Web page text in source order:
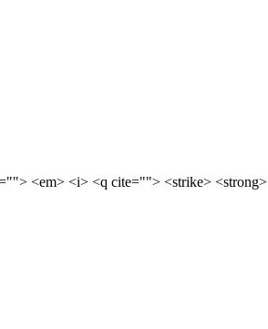
<em> <i> <q cite=""> <strike> <strong>